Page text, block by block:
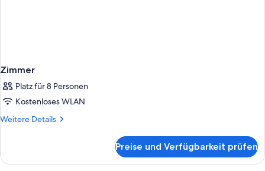
Zimmer
Platz für 8 Personen
Kostenloses WLAN
Weitere Details
Weitere
Preise und Verfügbarkeit prüfen